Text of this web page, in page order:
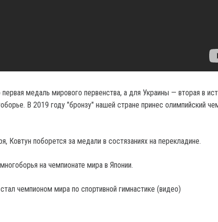
медаль мирового первенства, а для Украины — вторая в
В 2019 году "бронзу" нашей стране принес олимпийский
Ковтун поборется за медали в состязаниях на перекладине.
на чемпионате мира в Японии.